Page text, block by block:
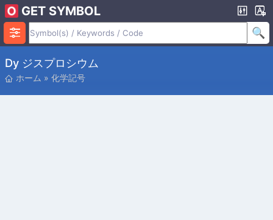
GET SYMBOL
Dy ジスプロシウム
ホーム » 化学記号